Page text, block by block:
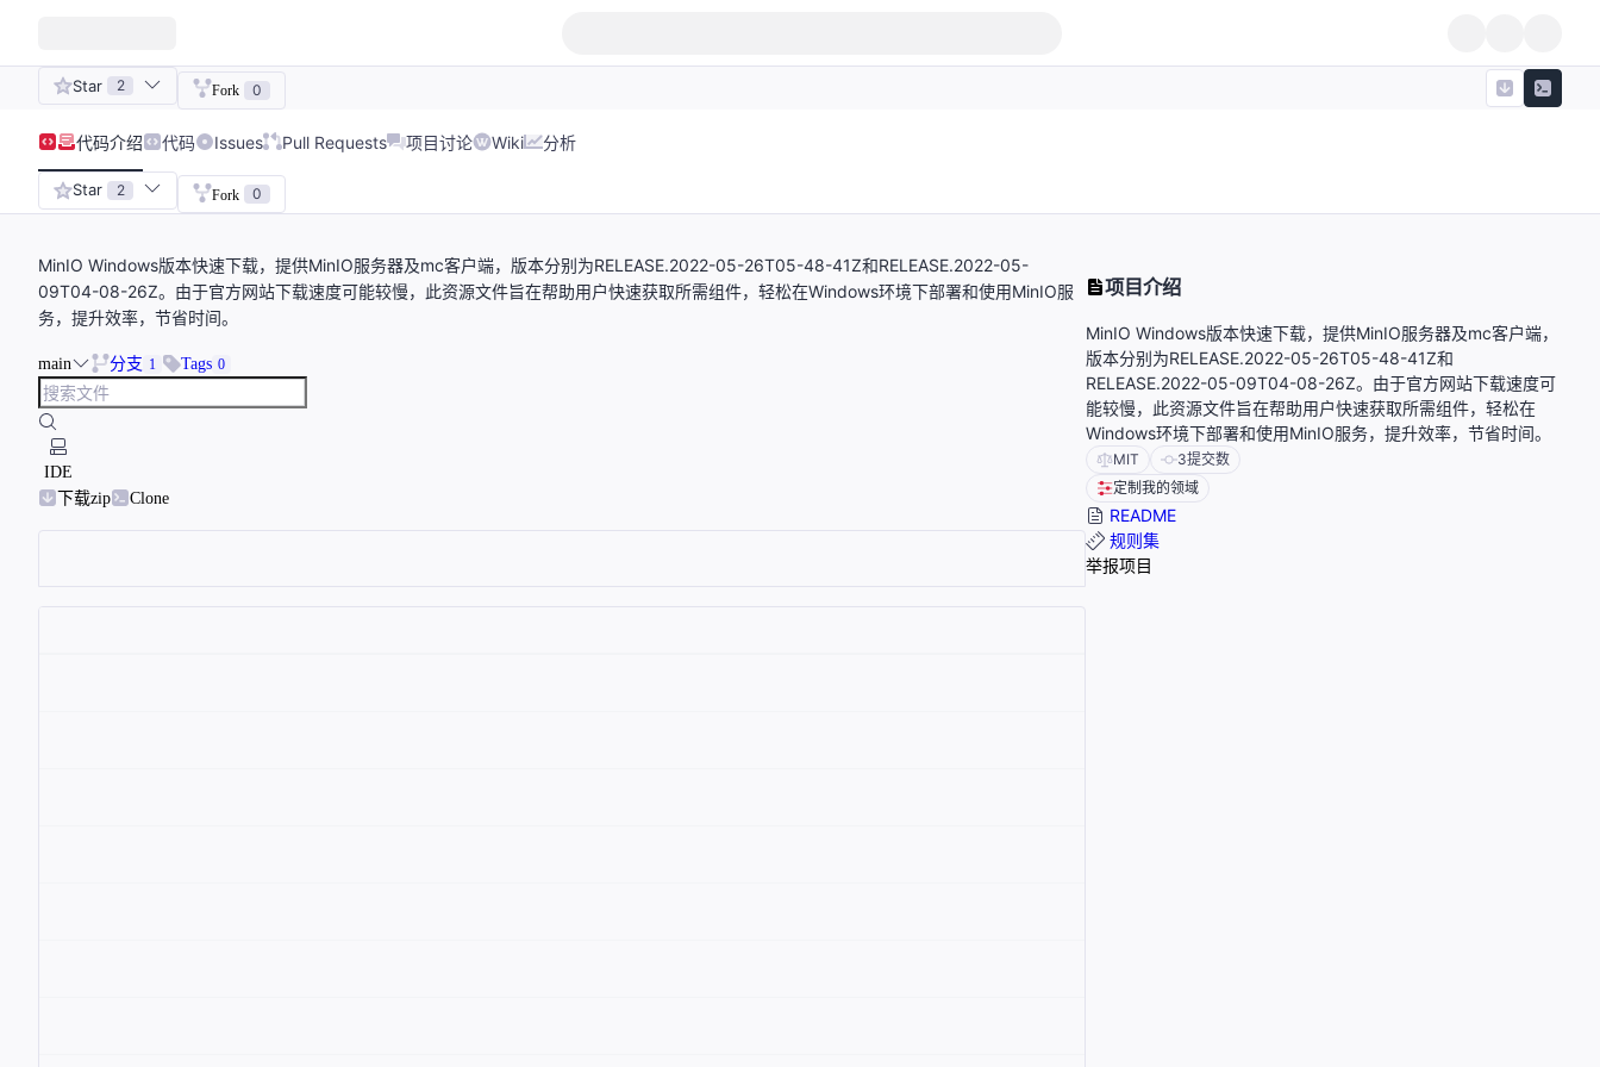
Star 2 Fork 0
代码介绍 代码 Issues Pull Requests 项目讨论 Wiki 分析
Star 2 Fork 0
MinIO Windows版本快速下载，提供MinIO服务器及mc客户端，版本分别为RELEASE.2022-05-26T05-48-41Z和RELEASE.2022-05-
09T04-08-26Z。由于官方网站下载速度可能较慢，此资源文件旨在帮助用户快速获取所需组件，轻松在Windows环境下部署和使用MinIO服
务，提升效率，节省时间。
main 分支 1 Tags 0
IDE
下载zip
Clone
项目介绍
MinIO Windows版本快速下载，提供MinIO服务器及mc客户端，
版本分别为RELEASE.2022-05-26T05-48-41Z和
RELEASE.2022-05-09T04-08-26Z。由于官方网站下载速度可
能较慢，此资源文件旨在帮助用户快速获取所需组件，轻松在
Windows环境下部署和使用MinIO服务，提升效率，节省时间。
MIT 3提交数
定制我的领域
README
规则集
举报项目